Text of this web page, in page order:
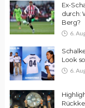
Ex-
durch:
Berg?
6.
Look
6.